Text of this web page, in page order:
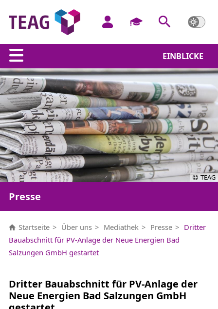
EINBLICKE
TEAG
Presse
Startseite Über uns Mediathek Presse
Dritter
Bauabschnitt für PV-Anlage der Neue Energien Bad
Salzungen GmbH gestartet
Dritter Bauabschnitt für PV-Anlage der
Neue Energien Bad Salzungen GmbH